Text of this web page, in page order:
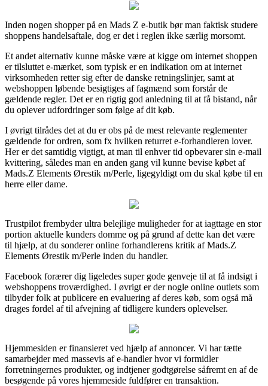
Inden nogen shopper på en Mads Z e-butik bør man faktisk studere
shoppens handelsaftale, dog er det i reglen ikke særlig morsomt.
Et andet alternativ kunne måske være at kigge om internet shoppen
er tilsluttet e-mærket, som typisk er en indikation om at internet
virksomheden retter sig efter de danske retningslinjer, samt at
webshoppen løbende besigtiges af fagmænd som forstår de
gældende regler. Det er en rigtig god anledning til at få bistand, når
du oplever udfordringer som følge af dit køb.
I øvrigt tilrådes det at du er obs på de mest relevante reglementer
gældende for ordren, som fx hvilken returret e-forhandleren lover.
Her er det samtidig vigtigt, at man til enhver tid opbevarer sin e-mail
kvittering, således man en anden gang vil kunne bevise købet af
Mads.Z Elements Ørestik m/Perle, ligegyldigt om du skal købe til en
herre eller dame.
Trustpilot frembyder ultra belejlige muligheder for at iagttage en stor
portion aktuelle kunders domme og på grund af dette kan det være
til hjælp, at du sonderer online forhandlerens kritik af Mads.Z
Elements Ørestik m/Perle inden du handler.
Facebook forærer dig ligeledes super gode genveje til at få indsigt i
webshoppens troværdighed. I øvrigt er der nogle online outlets som
tilbyder folk at publicere en evaluering af deres køb, som også må
drages fordel af til afvejning af tidligere kunders oplevelser.
Hjemmesiden er finansieret ved hjælp af annoncer. Vi har tætte
samarbejder med massevis af e-handler hvor vi formidler
forretningernes produkter, og indtjener godtgørelse såfremt en af de
besøgende på vores hjemmeside fuldfører en transaktion.